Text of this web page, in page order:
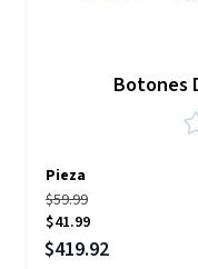
Botones
Pieza
$59.99
$41.99
Precio especial
$419.92